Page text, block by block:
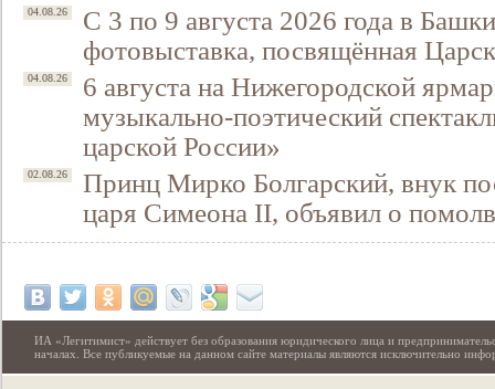
04.08.26
С 3 по 9 августа 2026 года в
фотовыставка, посвящённая
04.08.26
6 августа на Нижегородской
музыкально-поэтический
царской России»
02.08.26
Принц Мирко Болгарский, внук
царя Симеона II, объявил о
ИА «Легитимист» действует без образования юридического лица и
началах. Все публикуемые на данном сайте материалы являются исключительно